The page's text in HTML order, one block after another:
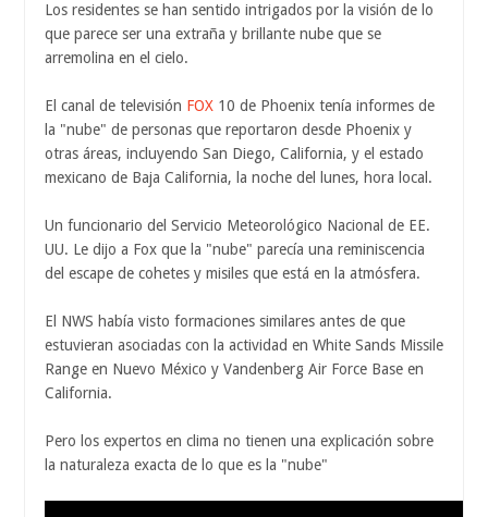
Los residentes se han sentido intrigados por la visión de lo
que parece ser una extraña y brillante nube que se
arremolina en el cielo.
El canal de televisión FOX 10 de Phoenix tenía informes de
la "nube" de personas que reportaron desde Phoenix y
otras áreas, incluyendo San Diego, California, y el estado
mexicano de Baja California, la noche del lunes, hora local.
Un funcionario del Servicio Meteorológico Nacional de EE.
UU. Le dijo a Fox que la "nube" parecía una reminiscencia
del escape de cohetes y misiles que está en la atmósfera.
El NWS había visto formaciones similares antes de que
estuvieran asociadas con la actividad en White Sands Missile
Range en Nuevo México y Vandenberg Air Force Base en
California.
Pero los expertos en clima no tienen una explicación sobre
la naturaleza exacta de lo que es la "nube"